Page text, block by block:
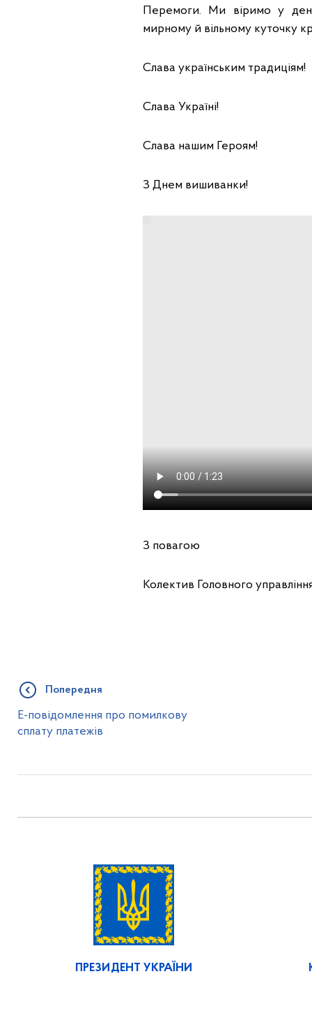
Перемоги. Ми віримо у
мирному й вільному куточку
Слава українським традиціям!
Слава Україні!
Слава нашим Героям!
З Днем вишиванки!
З повагою
Колектив Головного
Попередня
Е-повідомлення про помилкову
сплату платежів
ПРЕЗИДЕНТ УКРАЇНИ